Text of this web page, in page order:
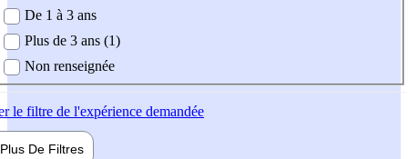
De 1 à 3 ans
Plus de 3 ans (1)
Non renseignée
le filtre de l'expérience demandée
Plus De Filtres